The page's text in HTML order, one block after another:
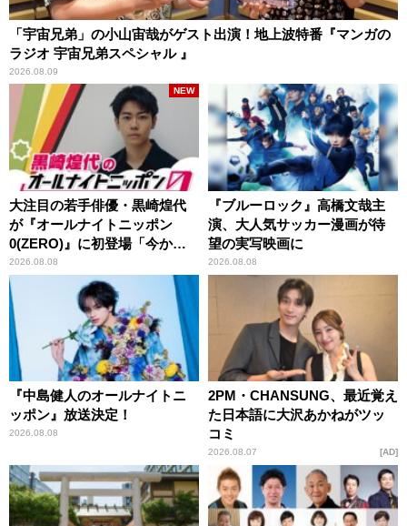
「宇宙兄弟」の小山宙哉がゲスト出演！地上波特番『マンガの
ラジオ 宇宙兄弟スペシャル 』
2026.08.09
大注目の若手俳優・黒崎煌代
が『オールナイトニッポン
0(ZERO)』に初登場「今から
とてもワクワクしておりま
す！」
2026.08.08
NEW
『ブルーロック』高橋文哉主
演、大人気サッカー漫画が待
望の実写映画に
2026.08.08
『中島健人のオールナイトニ
ッポン』放送決定！
2026.08.08
2PM・CHANSUNG、最近覚え
た日本語に大沢あかねがツッ
コミ
2026.08.07 AD